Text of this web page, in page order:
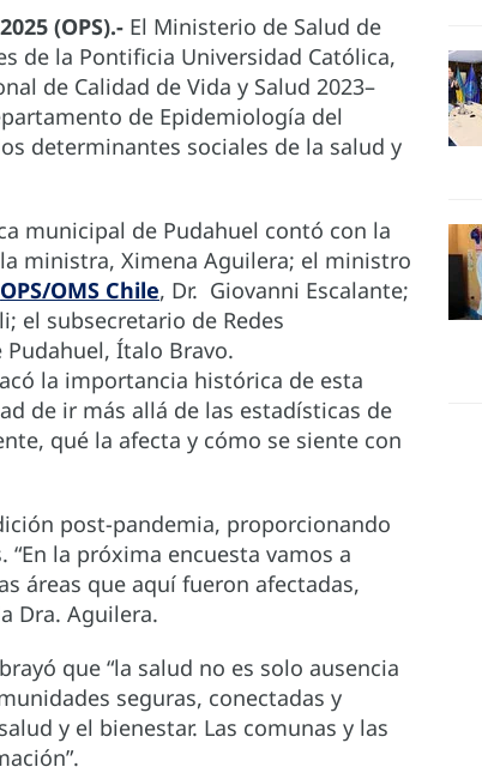
(OPS).- El Ministerio de Salud de
de la Pontificia Universidad Católica,
de Calidad de Vida y Salud 2023–
de Epidemiología del
determinantes sociales de la salud y
municipal de Pudahuel contó con la
ministra, Ximena Aguilera; el ministro
OPS/OMS Chile, Dr. Giovanni Escalante;
el subsecretario de Redes
Ítalo Bravo.
la importancia histórica de esta
de ir más allá de las estadísticas de
qué la afecta y cómo se siente con
post-pandemia, proporcionando
la próxima encuesta vamos a
áreas que aquí fueron afectadas,
Dra. Aguilera.
que “la salud no es solo ausencia
seguras, conectadas y
y el bienestar. Las comunas y las